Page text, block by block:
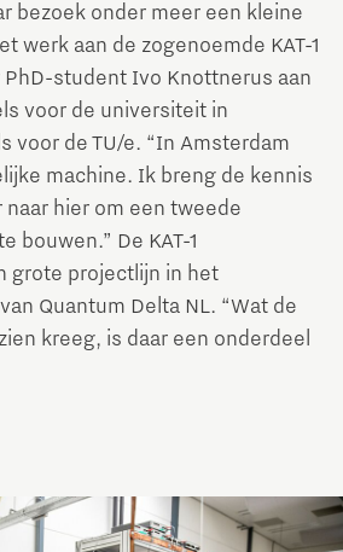
bezoek onder meer een kleine
werk aan de zogenoemde KAT-1
student Ivo Knottnerus aan
voor de universiteit in
voor de TU/e. “In Amsterdam
machine. Ik breng de kennis
hier om een tweede
bouwen.” De KAT-1
grote projectlijn in het
Quantum Delta NL. “Wat de
kreeg, is daar een onderdeel